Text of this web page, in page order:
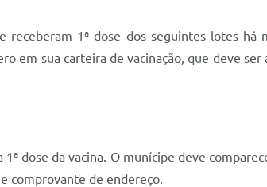
receberam 1ª dose dos seguintes lotes
em sua carteira de vacinação, que deve
dose da vacina. O munícipe deve
comprovante de endereço.